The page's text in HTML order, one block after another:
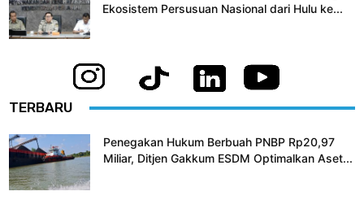
Ekosistem Persusuan Nasional dari Hulu ke...
TERBARU
Penegakan Hukum Berbuah PNBP Rp20,97
Miliar, Ditjen Gakkum ESDM Optimalkan Aset...